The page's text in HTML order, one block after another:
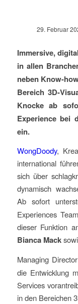
29. Februar
Immersive,
in allen
neben Know-
Bereich 3D-
Knocke ab
Experience bei
ein.
WongDoody,
international
sich über
dynamisch
Ab sofort
Experiences
dieser Funktion
Bianca Mack
Managing
die Entwicklung
Services
in den Bereichen